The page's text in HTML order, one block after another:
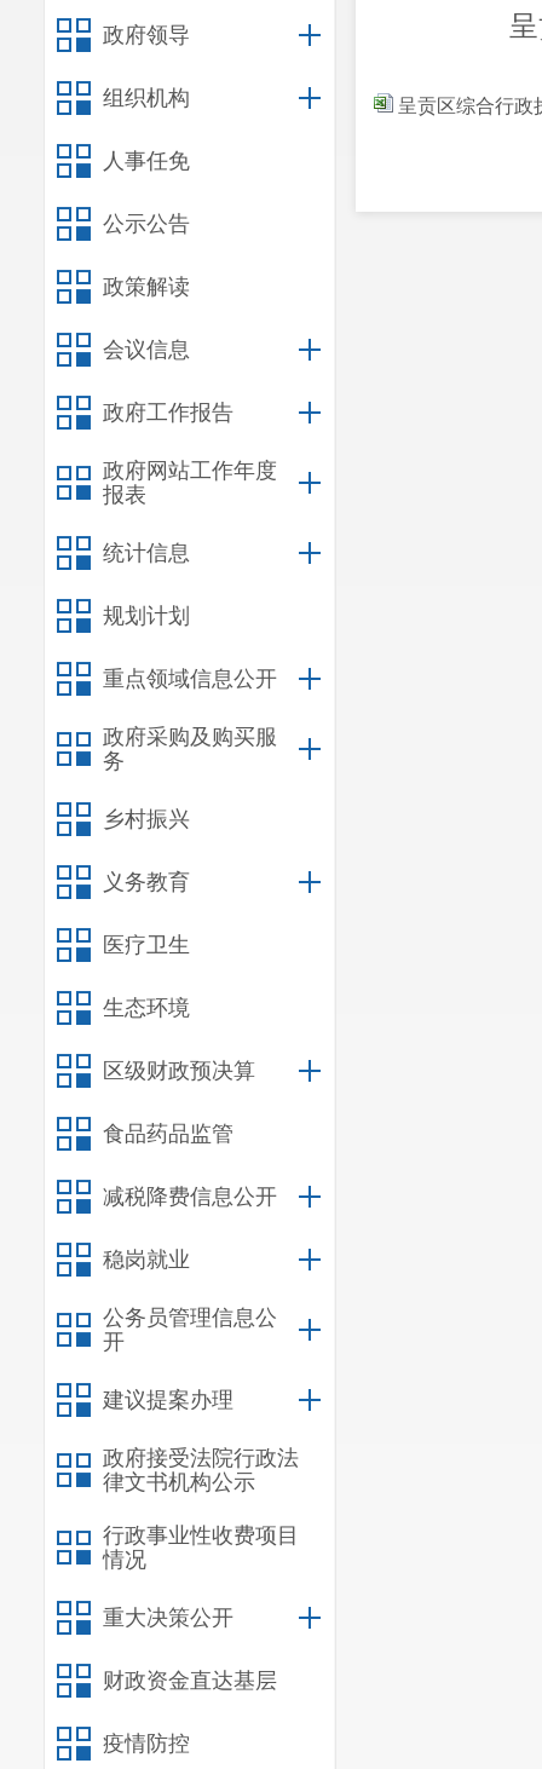
政府领导
组织机构
人事任免
公示公告
政策解读
会议信息
政府工作报告
政府网站工作年度
报表
统计信息
规划计划
重点领域信息公开
政府采购及购买服
务
乡村振兴
义务教育
医疗卫生
生态环境
区级财政预决算
食品药品监管
减税降费信息公开
稳岗就业
公务员管理信息公
开
建议提案办理
政府接受法院行政法
律文书机构公示
行政事业性收费项目
情况
重大决策公开
财政资金直达基层
疫情防控
呈贡区综合行政